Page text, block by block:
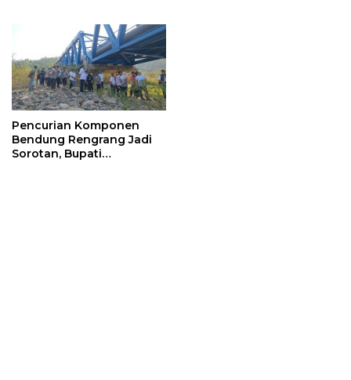
Pencurian Komponen
Bendung Rengrang Jadi
Sorotan, Bupati